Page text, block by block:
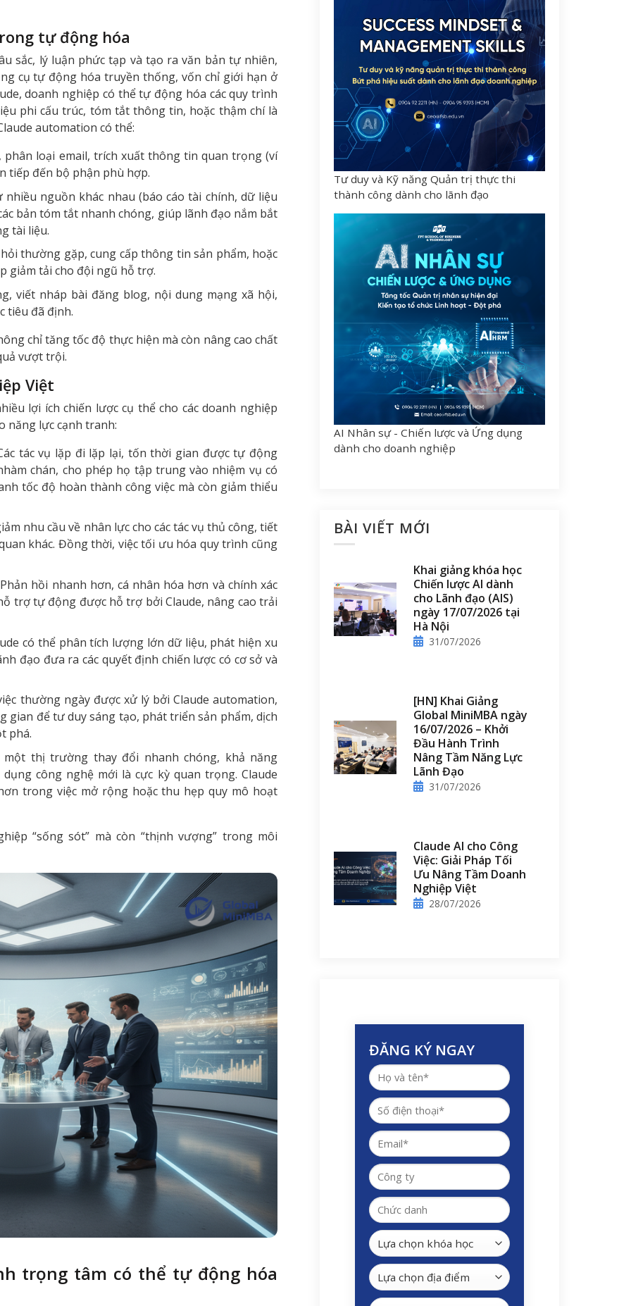
tự động hóa
sắc, lý luận phức tạp và tạo ra văn bản tự nhiên,
cụ tự động hóa truyền thống, vốn chỉ giới hạn ở
doanh nghiệp có thể tự động hóa các quy trình
phi cấu trúc, tóm tắt thông tin, hoặc thậm chí là
automation có thể:
loại email, trích xuất thông tin quan trọng (ví
tiếp đến bộ phận phù hợp.
nguồn khác nhau (báo cáo tài chính, dữ liệu
bản tóm tắt nhanh chóng, giúp lãnh đạo nắm bắt
tài liệu.
thường gặp, cung cấp thông tin sản phẩm, hoặc
giảm tải cho đội ngũ hỗ trợ.
viết nháp bài đăng blog, nội dung mạng xã hội,
tiêu đã định.
chỉ tăng tốc độ thực hiện mà còn nâng cao chất
vượt trội.
Việt
lợi ích chiến lược cụ thể cho các doanh nghiệp
năng lực cạnh tranh:
tác vụ lặp đi lặp lại, tốn thời gian được tự động
chán, cho phép họ tập trung vào nhiệm vụ có
tốc độ hoàn thành công việc mà còn giảm thiểu
nhu cầu về nhân lực cho các tác vụ thủ công, tiết
khác. Đồng thời, việc tối ưu hóa quy trình cũng
hồi nhanh hơn, cá nhân hóa hơn và chính xác
trợ tự động được hỗ trợ bởi Claude, nâng cao trải
có thể phân tích lượng lớn dữ liệu, phát hiện xu
đạo đưa ra các quyết định chiến lược có cơ sở và
thường ngày được xử lý bởi Claude automation,
gian để tư duy sáng tạo, phát triển sản phẩm, dịch
phá.
thị trường thay đổi nhanh chóng, khả năng
công nghệ mới là cực kỳ quan trọng. Claude
trong việc mở rộng hoặc thu hẹp quy mô hoạt
“sống sót” mà còn “thịnh vượng” trong môi
trọng tâm có thể tự động hóa
Tư duy và Kỹ năng Quản trị thực thi
thành công dành cho lãnh đạo
AI Nhân sự - Chiến lược và Ứng dụng
dành cho doanh nghiệp
BÀI VIẾT MỚI
Khai giảng khóa học
Chiến lược AI dành
cho Lãnh đạo (AIS)
ngày 17/07/2026 tại
Hà Nội
31/07/2026
[HN] Khai Giảng
Global MiniMBA ngày
16/07/2026 – Khởi
Đầu Hành Trình
Nâng Tầm Năng Lực
Lãnh Đạo
31/07/2026
Claude AI cho Công
Việc: Giải Pháp Tối
Ưu Nâng Tầm Doanh
Nghiệp Việt
28/07/2026
ĐĂNG KÝ NGAY